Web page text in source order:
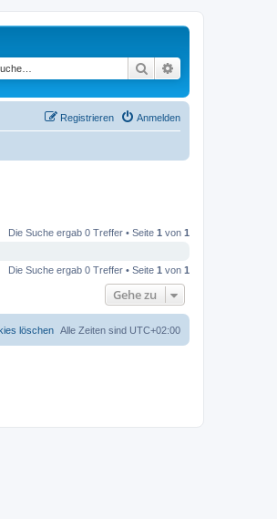
Suche
Anmelden
Registrieren
Die Suche ergab 0 Treffer • Seite 1 von 1
Die Suche ergab 0 Treffer • Seite 1 von 1
Gehe zu
Alle Zeiten sind UTC+02:00
löschen